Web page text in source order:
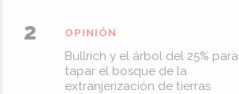
Bullrich y el árbol del 25% para
tapar el bosque de la
extranjerización de tierras
OPINIÓN